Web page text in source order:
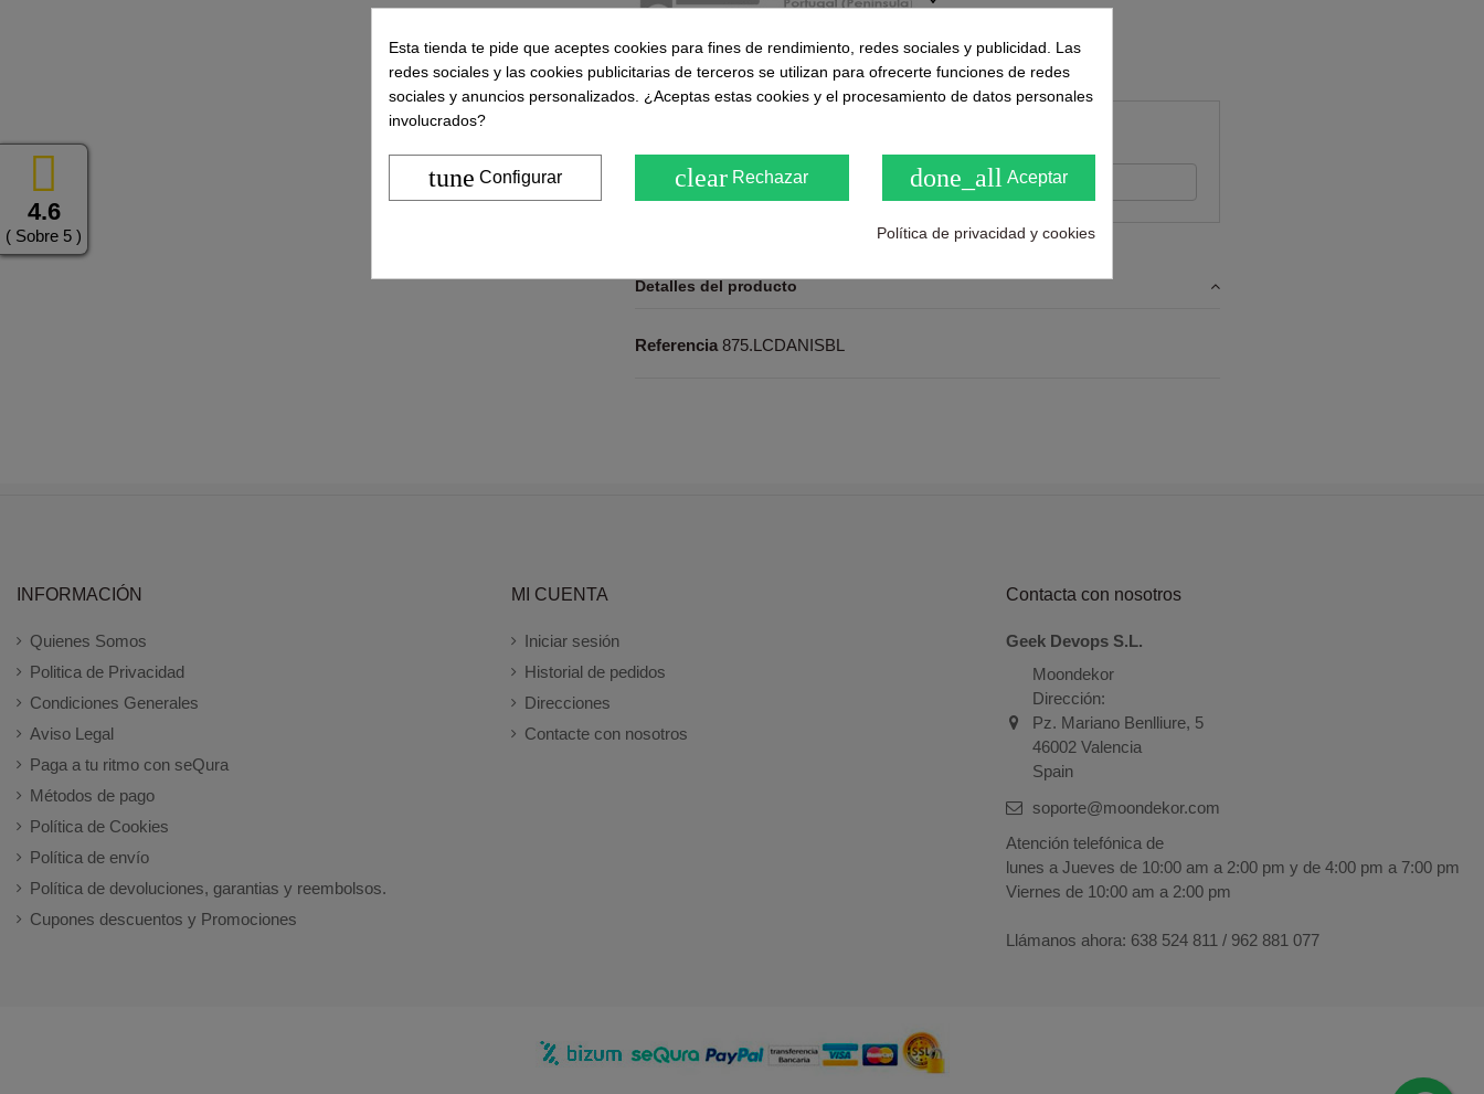
4.6
( Sobre 5 )
( 0.0 / 5) - 0 Opinión (es)
Sea el primero en compartirnos su opinión
Detalles del producto
Referencia 875.LCDANISBL
INFORMACIÓN
Quienes Somos
Politica de Privacidad
Condiciones Generales
Aviso Legal
Paga a tu ritmo con seQura
Métodos de pago
Política de Cookies
Política de envío
Política de devoluciones, garantias y reembolsos.
Cupones descuentos y Promociones
MI CUENTA
Iniciar sesión
Historial de pedidos
Direcciones
Contacte con nosotros
Contacta con nosotros
Geek Devops S.L.
Moondekor
Dirección:
Pz. Mariano Benlliure, 5
46002 Valencia
Spain
soporte@moondekor.com
Atención telefónica de
lunes a Jueves de 10:00 am a 2:00 pm y de 4:00 pm a 7:00 pm
Viernes de 10:00 am a 2:00 pm
Llámanos ahora: 638 524 811 / 962 881 077
Esta tienda te pide que aceptes cookies para fines de rendimiento, redes sociales y publicidad. Las
redes sociales y las cookies publicitarias de terceros se utilizan para ofrecerte funciones de redes
sociales y anuncios personalizados. ¿Aceptas estas cookies y el procesamiento de datos personales
involucrados?
tune Configurar clear Rechazar done_all Aceptar
Política de privacidad y cookies